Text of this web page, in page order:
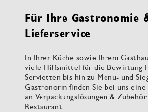
Für Ihre Gastronomie
Lieferservice
In Ihrer Küche sowie Ihrem
viele Hilfsmittel für die Bewirtung
Servietten bis hin zu Menü- und
Gastronorm finden Sie bei uns
an Verpackungslösungen &
Restaurant.